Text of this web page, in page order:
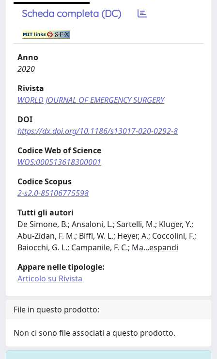
Scheda completa (DC)
Anno
2020
Rivista
WORLD JOURNAL OF EMERGENCY SURGERY
DOI
https://dx.doi.org/10.1186/s13017-020-0292-8
Codice Web of Science
WOS:000513618300001
Codice Scopus
2-s2.0-85106775598
Tutti gli autori
De Simone, B.; Ansaloni, L.; Sartelli, M.; Kluger, Y.;
Abu-Zidan, F. M.; Biffl, W. L.; Heyer, A.; Coccolini, F.;
Baiocchi, G. L.; Campanile, F. C.; Ma...espandi
Appare nelle tipologie:
Articolo su Rivista
File in questo prodotto:
Non ci sono file associati a questo prodotto.